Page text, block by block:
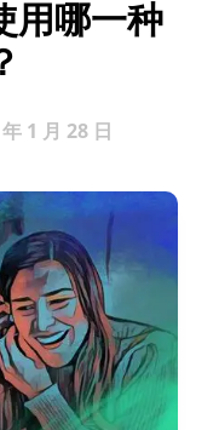
用哪一种
1 月 28 日